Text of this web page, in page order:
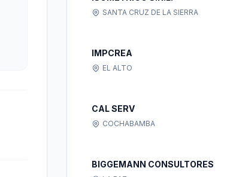
SANTA CRUZ DE LA SIERRA
IMPCREA
EL ALTO
CAL SERV
COCHABAMBA
BIGGEMANN CONSULTORES